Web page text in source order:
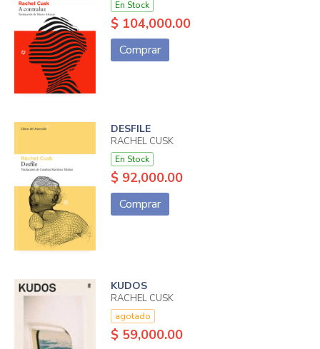
En Stock
$ 104,000.00
Comprar
DESFILE
RACHEL CUSK
En Stock
$ 92,000.00
Comprar
KUDOS
RACHEL CUSK
agotado
$ 59,000.00